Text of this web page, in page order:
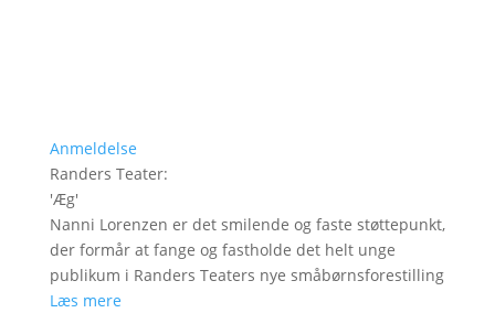
Anmeldelse
Randers Teater:
'Æg'
Nanni Lorenzen er det smilende og faste støttepunkt,
der formår at fange og fastholde det helt unge
publikum i Randers Teaters nye småbørnsforestilling
Læs mere